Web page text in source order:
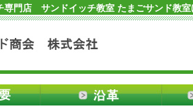
専門店 サンドイッチ教室 たまごサンド